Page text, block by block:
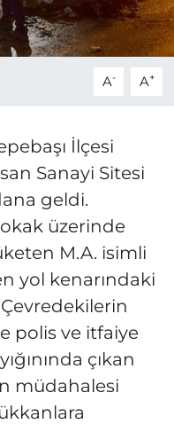
A- A+
İlçesi
Sanayi Sitesi
geldi.
üzerinde
M.A. isimli
yol kenarındaki
Çevredekilerin
polis ve itfaiye
çıkan
müdahalesi